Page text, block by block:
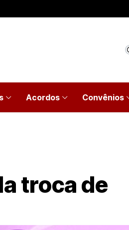
Acordos Convênios
troca de